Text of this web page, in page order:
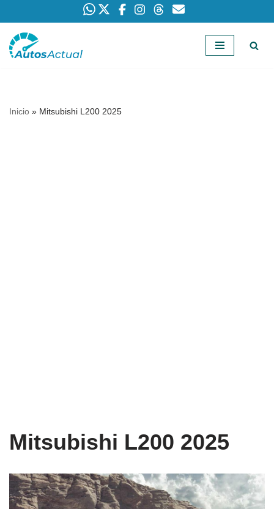
Saltar
Inicio » Mitsubishi L200 2025
Mitsubishi L200 2025